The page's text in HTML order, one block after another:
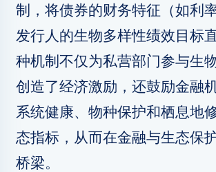
制，将债券的财务特征（如利
发行人的生物多样性绩效目标
种机制不仅为私营部门参与生
创造了经济激励，还鼓励金融
系统健康、物种保护和栖息地
态指标，从而在金融与生态保
桥梁。